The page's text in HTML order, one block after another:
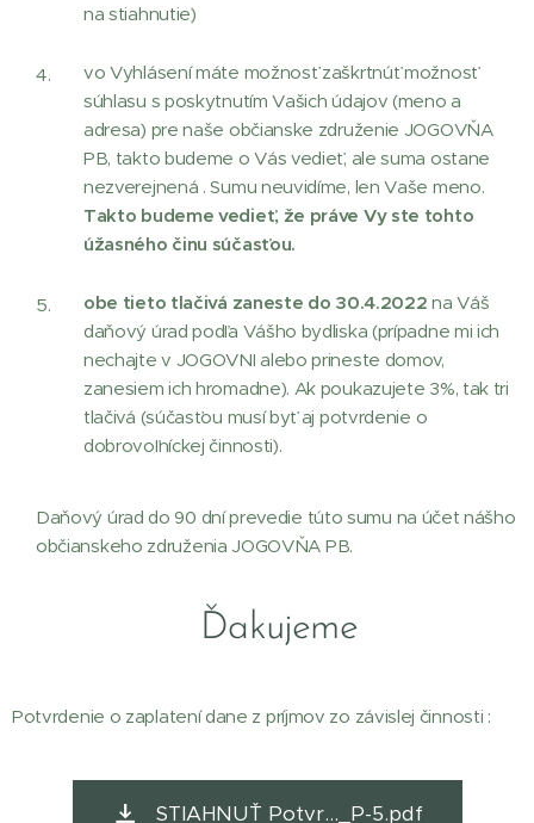
na stiahnutie)
vo Vyhlásení máte možnosť zaškrtnúť možnosť
súhlasu s poskytnutím Vašich údajov (meno a
adresa) pre naše občianske združenie JOGOVŇA
PB, takto budeme o Vás vedieť, ale suma ostane
nezverejnená . Sumu neuvidíme, len Vaše meno.
Takto budeme vedieť, že práve Vy ste tohto
úžasného činu súčasťou.
obe tieto tlačivá zaneste do 30.4.2022na Váš
daňový úrad podľa Vášho bydliska (prípadne mi ich
nechajte v JOGOVNI alebo prineste domov,
zanesiem ich hromadne). Ak poukazujete 3%, tak tri
tlačivá (súčasťou musí byť aj potvrdenie o
dobrovoľníckej činnosti).
Daňový úrad do 90 dní prevedie túto sumu na účet nášho
občianskeho združenia JOGOVŇA PB.
Ďakujeme
Potvrdenie o zaplatení dane z príjmov zo závislej činnosti :
STIAHNUŤ Potvr..._P-5.pdf